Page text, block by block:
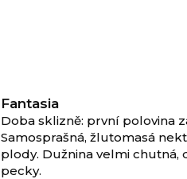
Fantasia
Doba sklizně: první polovina
Samosprašná, žlutomasá
plody. Dužnina velmi
pecky.